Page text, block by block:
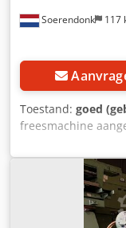
Soerendonk 117
Toestand: goed
freesmachine
as: 400 mm
omw/min Spindel:
verstelbaar
voor meer